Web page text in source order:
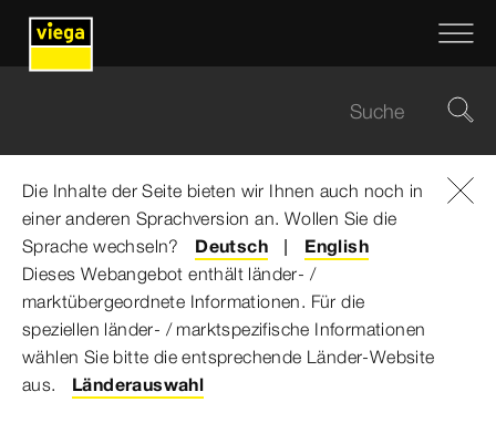
Die Inhalte der Seite bieten wir Ihnen auch noch in
einer anderen Sprachversion an. Wollen Sie die
Sprache wechseln?
Deutsch
English
Dieses Webangebot enthält länder- /
marktübergeordnete Informationen. Für die
speziellen länder- / marktspezifische Informationen
wählen Sie bitte die entsprechende Länder-Website
aus.
Länderauswahl
Viega Gruppe
...
Viega übernimmt ehemaligen Michelin Standort
Neue Fertigung im Saarland
geplant